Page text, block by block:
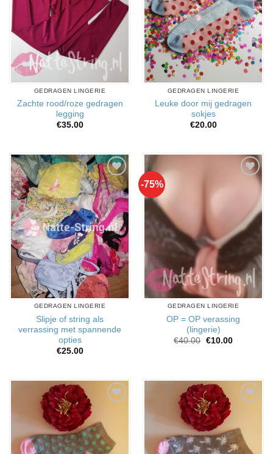
GEDRAGEN LINGERIE
Zachte rood/roze gedragen
legging
€35.00
GEDRAGEN LINGERIE
Leuke door mij gedragen
sokjes
€20.00
Aan
verlanglijst
toevoegen
GEDRAGEN LINGERIE
Slipje of string als
verrassing met spannende
opties
€25.00
-75%
GEDRAGEN LINGERIE
OP = OP verassing
(lingerie)
€40.00 Oorspronkelijke
€10.00Huidige
verlanglijst
toevoegen
verlanglijst
toevoegen